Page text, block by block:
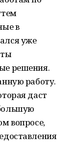
в
уже
решения.
работу.
даст
вопросе,